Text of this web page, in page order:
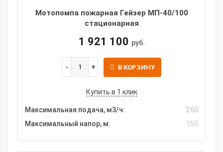
Мотопомпа пожарная Гейзер МП-40/100
стационарная
1 921 100 руб.
В КОРЗИНУ
Купить в 1 клик
Максимальная подача, м3/ч:
260
Максимальный напор, м:
150